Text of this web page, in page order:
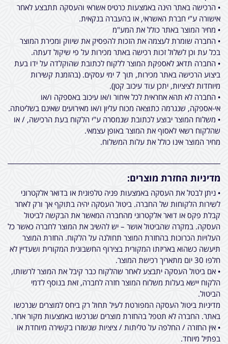
• הרכישה באתר הינה באמצעות כרטיס אשראי והעסקה תתבצע לאחר
אישורה ע"י חברת האשראי, או בהעברה בנקאית.
• מחיר המוצר באתר כולל את המע"מ
• החברה שומרת לעצמה את הזכות להפסיק את שיווק ומכירת המוצר
בכל עת וכן לשלול זכות רכישה באתר מכירות על פי שיקול דעתה.
• החברה תדאג לאספקת המוצר ללקוח לכתובת שהוקלדה על ידו בעת
ביצוע הרכישה באתר מכירות, תוך 7 ימי עסקים. (בהזמנת קשירות
מיוחדות לציציות, יתכן עוד עיכוב קטן).
• החברה לא תהא אחראית לכל איחור ו/או עיכוב באספקה ו/או
אי-אספקה, שנגרמה כתוצאה מכוח עליון ו/או מאירועים שאינם בשליטתה.
• משלוח המוצר יבוצע לכתובת שנמסרה ע"י הלקוח בעת הרכישה, / או
שהלקוח רשאי לאסוף את המוצר באופן עצמאי.
מחיר המוצר אינו כולל את עלות המשלוח.
מדיניות החזרת מוצרים:
• ניתן לבטל את העסקה באמצעות פניה טלפונית או בדואר אלקטרוני
לשירות הלקוחות של החברה. ביטול העסקה יהיה בתוקף אך ורק לאחר
קבלת פקס או דואר אלקטרוני מהחברה המאשר את הבקשה לביטול
העסקה. במקרה שהביטול אושר – יש להשיב את המוצר לחברה כאשר כל
העלויות הכרוכות בהחזרת המוצר תחולנה על הלקוח. החזרת המוצר
תיעשה כשהוא באריזתו המקורית בצירוף החשבונית המקורית ושעדיין לא
חלפו 30 יום מתאריך רכישת המוצר.
• אם ביטול העסקה יתבצע לאחר שהלקוח כבר קיבל את המוצר לרשותו,
הלקוח יישא בעלות משלוח המוצר חזרה לחברה, זאת בנוסף לדמי
הביטול.
מדיניות ביטול העסקה המפורטת לעיל תחול רק ביחס למוצרים שנרכשו
באתר. החברה לא תטפל בהחזרת מוצרים שנרכשו באמצעות מקור אחר.
• אין החזרה / החלפה על טליתות / ציציות שנשזרו בקשירה מיוחדת או
בפתיל מיוחד.